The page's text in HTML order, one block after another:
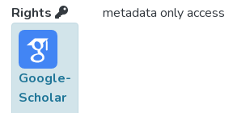
Rights
metadata only access
Google-
Scholar